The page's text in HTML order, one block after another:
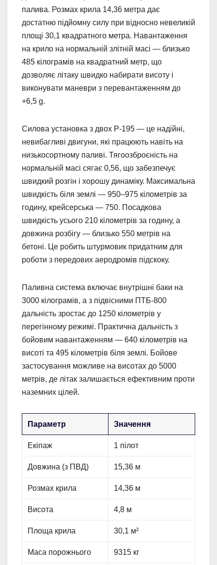
палива. Розмах крила 14,36 метра дає
достатню підйомну силу при відносно невеликій
площі 30,1 квадратного метра. Навантаження
на крило на нормальній злітній масі — близько
485 кілограмів на квадратний метр, що
дозволяє літаку швидко набирати висоту і
виконувати маневри з перевантаженням до
+6,5 g.
Силова установка з двох Р-195 — це надійні,
невибагливі двигуни, які працюють навіть на
низькосортному паливі. Тягоозброєність на
нормальній масі сягає 0,56, що забезпечує
швидкий розгін і хорошу динаміку. Максимальна
швидкість біля землі — 950–975 кілометрів за
годину, крейсерська — 750. Посадкова
швидкість усього 210 кілометрів за годину, а
довжина розбігу — близько 550 метрів на
бетоні. Це робить штурмовик придатним для
роботи з передових аеродромів підскоку.
Паливна система включає внутрішні баки на
3000 кілограмів, а з підвісними ПТБ-800
дальність зростає до 1250 кілометрів у
перегінному режимі. Практична дальність з
бойовим навантаженням — 640 кілометрів на
висоті та 495 кілометрів біля землі. Бойове
застосування можливе на висотах до 5000
метрів, де літак залишається ефективним проти
наземних цілей.
Параметр Значення
Екіпаж 1 пілот
Довжина (з ПВД) 15,36 м
Розмах крила 14,36 м
Висота 4,8 м
Площа крила 30,1 м²
Маса порожнього 9315 кг